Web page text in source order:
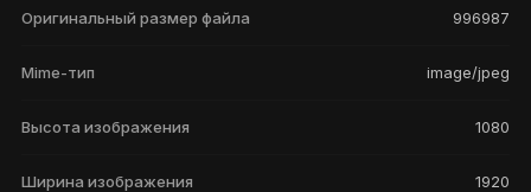
Оригинальный размер файла 996987
Mime-тип image/jpeg
Высота изображения 1080
Ширина изображения 1920